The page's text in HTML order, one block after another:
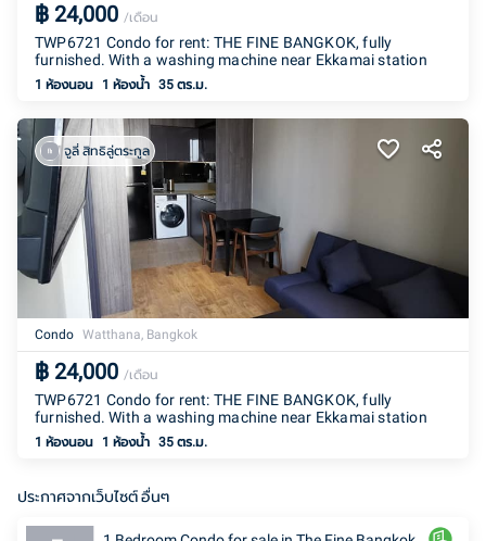
฿ 24,000 /เดือน
TWP6721 Condo for rent: THE FINE BANGKOK, fully
furnished. With a washing machine near Ekkamai station
1 ห้องนอน 1 ห้องน้ำ 35 ตร.ม.
จูลี่ สิทธิลู่ตระกูล
Condo Watthana, Bangkok
฿ 24,000 /เดือน
TWP6721 Condo for rent: THE FINE BANGKOK, fully
furnished. With a washing machine near Ekkamai station
1 ห้องนอน 1 ห้องน้ำ 35 ตร.ม.
ประกาศจากเว็บไซต์ อื่นๆ